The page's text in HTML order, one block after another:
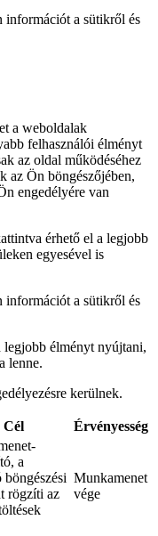
információt a sütikről és
a weboldalak
felhasználói élményt
az oldal működéséhez
az Ön böngészőjében,
engedélyére van
érhető el a legjobb
egyesével is
információt a sütikről és
élményt nyújtani,
lenne.
kerülnek.
Cél Érvényesség
a
böngészési
rögzíti az
Munkamenet
vége